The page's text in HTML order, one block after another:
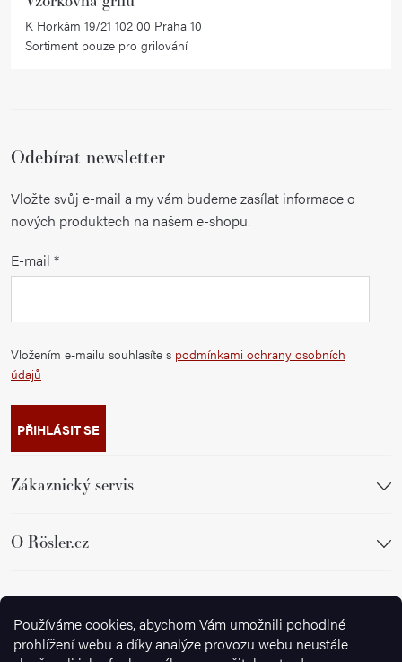
Používáme cookies, abychom Vám umožnili pohodlné
prohlížení webu a díky analýze provozu webu neustále
K Horkám 19/21 102 00 Praha 10
Sortiment pouze pro grilování
Odebírat newsletter
Vložte svůj e-mail a my vám budeme zasílat informace o
nových produktech na našem e-shopu.
E-mail
Vložením e-mailu souhlasíte s podmínkami ochrany osobních
údajů
PŘIHLÁSIT SE
Zákaznický servis
O Rösler.cz
Sledujte nás